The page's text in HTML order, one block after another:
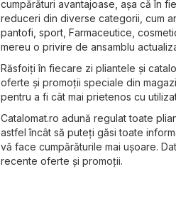
cumpărături avantajoase, așa că în
reduceri din diverse categorii, cum
pantofi, sport Farmaceutice,
mereu o privire de ansamblu
Răsfoiți în fiecare zi pliantele și
oferte și promoții speciale din
pentru a fi cât mai prietenos cu
Catalomat.ro adună regulat toate
astfel încât să puteți găsi toate
vă face cumpărăturile mai ușoare.
recente oferte și promoții.